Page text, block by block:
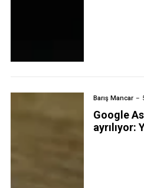
Barış Mancar
Google
ayrılıyor: